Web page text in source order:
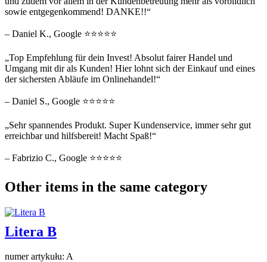
sowie entgegenkommend! DANKE!!“
– Daniel K., Google ⭐⭐⭐⭐⭐
„Top Empfehlung für dein Invest! Absolut fairer Handel und
Umgang mit dir als Kunden! Hier lohnt sich der Einkauf und eines
der sichersten Abläufe im Onlinehandel!“
– Daniel S., Google ⭐⭐⭐⭐⭐
„Sehr spannendes Produkt. Super Kundenservice, immer sehr gut
erreichbar und hilfsbereit! Macht Spaß!“
– Fabrizio C., Google ⭐⭐⭐⭐⭐
Other items in the same category
Litera B
numer artykułu: A